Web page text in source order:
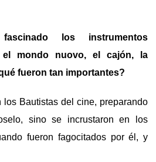
los instrumentos
el mondo nuovo, el cajón, la
fueron tan importantes?
los Bautistas del cine, preparando
sino se incrustaron en los
fueron fagocitados por él, y